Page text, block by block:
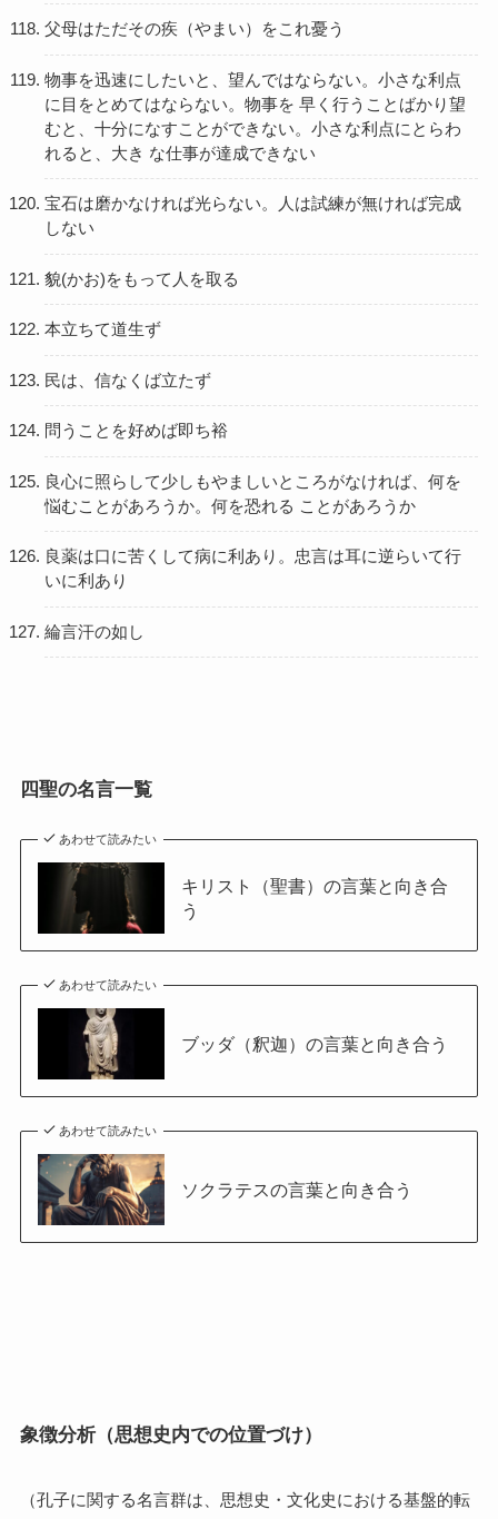
父母はただその疾（やまい）をこれ憂う
物事を迅速にしたいと、望んではならない。小さな利点
に目をとめてはならない。物事を 早く行うことばかり望
むと、十分になすことができない。小さな利点にとらわ
れると、大き な仕事が達成できない
宝石は磨かなければ光らない。人は試練が無ければ完成
しない
貌(かお)をもって人を取る
本立ちて道生ず
民は、信なくば立たず
問うことを好めば即ち裕
良心に照らして少しもやましいところがなければ、何を
悩むことがあろうか。何を恐れる ことがあろうか
良薬は口に苦くして病に利あり。忠言は耳に逆らいて行
いに利あり
綸言汗の如し
四聖の名言一覧
あわせて読みたい
キリスト（聖書）の言葉と向き合
う
あわせて読みたい
ブッダ（釈迦）の言葉と向き合う
あわせて読みたい
ソクラテスの言葉と向き合う
象徴分析（思想史内での位置づけ）
（孔子に関する名言群は、思想史・文化史における基盤的転